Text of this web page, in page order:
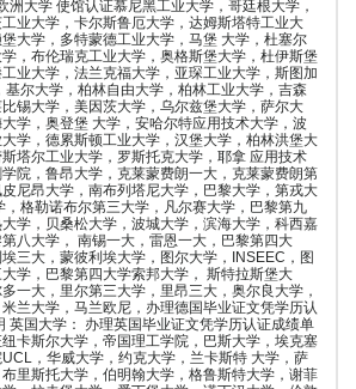
洲大学 使馆认证慕尼黑工业大学，哥廷根大学，
业大学，卡尔斯鲁厄大学，达姆斯塔特工业大
大学，多特蒙德工业大学，马堡 大学，杜塞尔
，布伦瑞克工业大学，奥格斯堡大学，杜伊斯堡
业大学，法兰克福大学，亚琛工业大学，斯图加
基尔大学，柏林自由大学，柏林工业大学，吉森
锡大学，美因茨大学，乌尔兹堡大学，萨尔大
学，奥登堡 大学，安哈尔特应用技术大学，波
学，德累斯顿工业大学，汉堡大学，柏林洪堡大
塔尔工业大学，罗斯托克大学，耶拿 应用技术
院，鲁昂大学，克莱蒙费朗一大，克莱蒙费朗第
尼昂大学，南布列塔尼大学，巴黎大学，第戎大
，格勒诺布尔第三大学，凡尔赛大学，巴黎第九
学，贝桑松大学，波城大学，滨海大学，科西嘉
八大学， 南锡一大，雷恩一大，巴黎第四大
三大，蒙彼利埃大学，图尔大学，INSEEC，图
学，巴黎第四大学索邦大学， 斯特拉斯堡大
一大，里尔第三大学，里昂三大，奥尔良大学，
兰大学，马兰欧尼，办理德国毕业证文凭学历认
英国大学： 办理英国毕业证文凭学历认证成绩单
卡斯尔大学，帝国理工学院，巴斯大学，埃克塞
，华威大学，约克大学，兰卡斯特 大学，萨
里斯托大学，伯明翰大学，格鲁斯特大学，谢菲